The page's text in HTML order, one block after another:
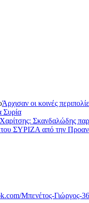
Άρχισαν οι κοινές
Συρία
Σκανδαλώδης
ΣΥΡΙΖΑ από την
Μπενέτος-Γιώργος-